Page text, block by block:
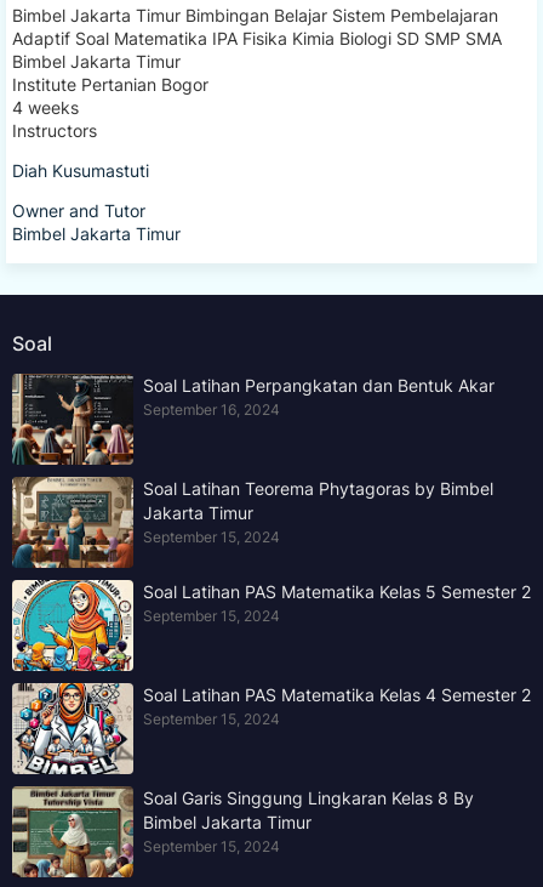
Bimbel Jakarta Timur Bimbingan Belajar Sistem Pembelajaran
Adaptif Soal Matematika IPA Fisika Kimia Biologi SD SMP SMA
Bimbel Jakarta Timur
Institute Pertanian Bogor
4 weeks
Instructors
Diah Kusumastuti
Owner and Tutor
Bimbel Jakarta Timur
Soal
Soal Latihan Perpangkatan dan Bentuk Akar
September 16, 2024
Soal Latihan Teorema Phytagoras by Bimbel
Jakarta Timur
September 15, 2024
Soal Latihan PAS Matematika Kelas 5 Semester 2
September 15, 2024
Soal Latihan PAS Matematika Kelas 4 Semester 2
September 15, 2024
Soal Garis Singgung Lingkaran Kelas 8 By
Bimbel Jakarta Timur
September 15, 2024